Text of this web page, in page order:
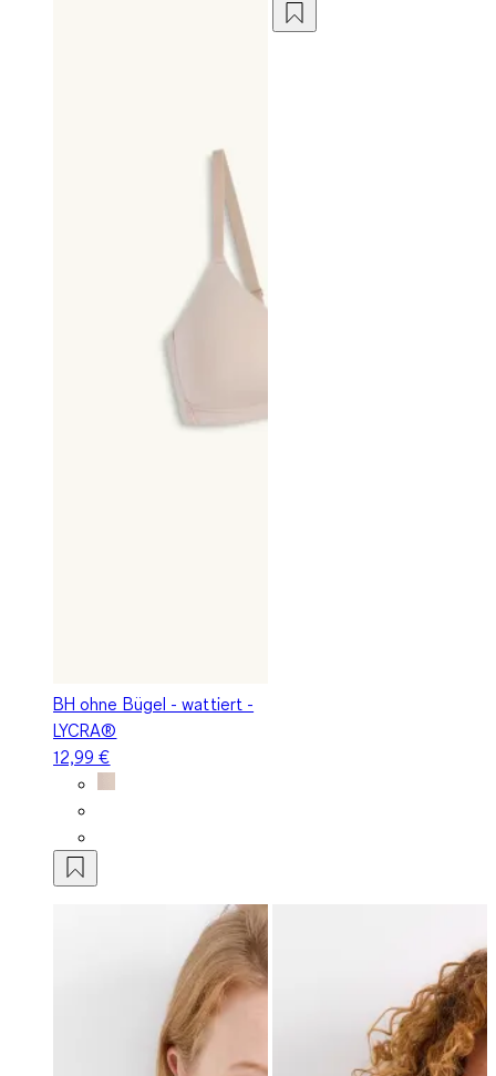
BH ohne Bügel - wattiert -
LYCRA®
12,99 €